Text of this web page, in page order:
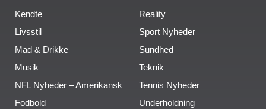
Kendte
Livsstil
Mad & Drikke
Musik
NFL Nyheder – Amerikansk
Fodbold
Reality
Sport Nyheder
Sundhed
Teknik
Tennis Nyheder
Underholdning